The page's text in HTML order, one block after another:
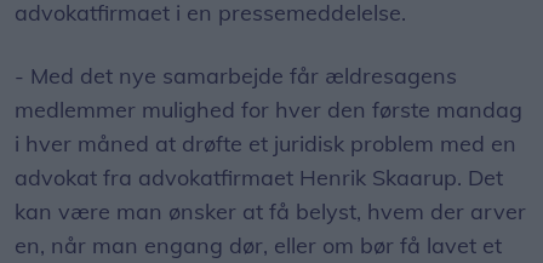
advokatfirmaet i en pressemeddelelse.
- Med det nye samarbejde får ældresagens
medlemmer mulighed for hver den første mandag
i hver måned at drøfte et juridisk problem med en
advokat fra advokatfirmaet Henrik Skaarup. Det
kan være man ønsker at få belyst, hvem der arver
en, når man engang dør, eller om bør få lavet et